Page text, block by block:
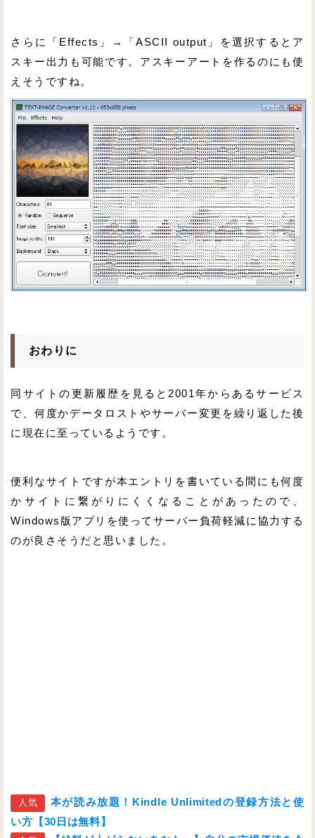
さらに「Effects」→「ASCII output」を選択するとア
スキー出力も可能です。アスキーアートを作るのにも使
えそうですね。
おわりに
同サイトの更新履歴を見ると2001年からあるサービス
で、何度かデータロストやサーバー変更を繰り返した後
に現在に至っているようです。
便利なサイトですが本エントリを書いている間にも何度
かサイトに繋がりにくくなることがあったので、
Windows版アプリを使ってサーバー負荷軽減に協力する
のが良さそうだと思いました。
人気
本が読み放題！Kindle Unlimitedの登録方法と使
い方【30日は無料】